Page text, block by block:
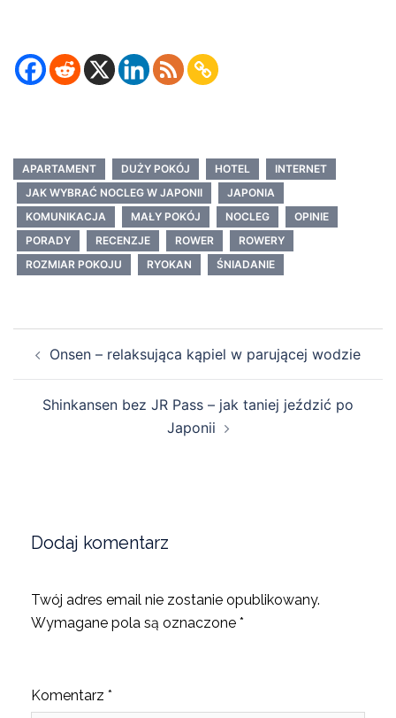
APARTAMENT DUŻY POKÓJ HOTEL
INTERNET
JAK WYBRAĆ NOCLEG W JAPONII
JAPONIA
KOMUNIKACJA
MAŁY POKÓJ NOCLEG
OPINIE
PORADY
RECENZJE ROWER
ROWERY
ROZMIAR POKOJU
RYOKAN ŚNIADANIE
navigation
Onsen – relaksująca kąpiel w parującej wodzie
Shinkansen bez JR Pass – jak taniej jeździć po
Japonii
Dodaj komentarz
Twój adres email nie zostanie opublikowany.
Wymagane pola są oznaczone *
Komentarz *